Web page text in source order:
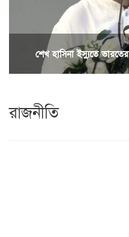
শেখ হাসিনা ইস্যুতে
রাজনীতি